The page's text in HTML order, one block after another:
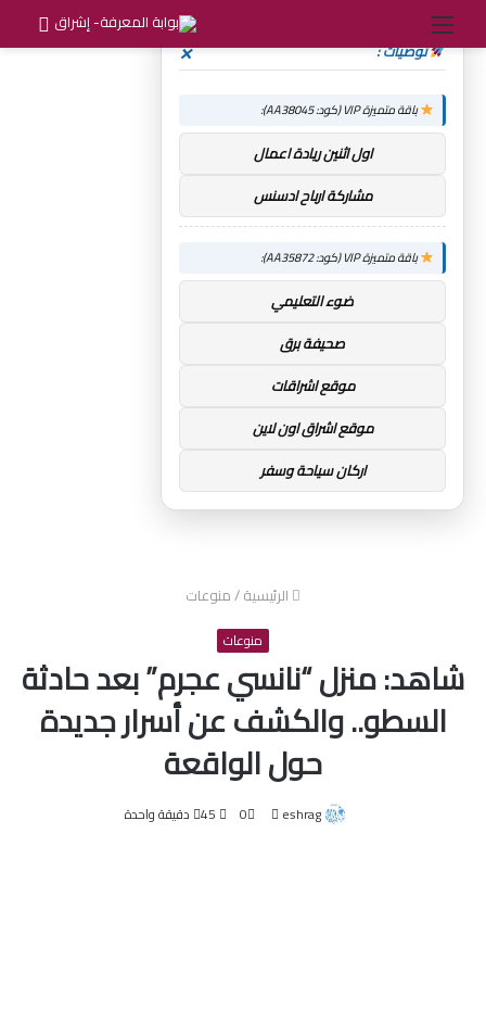
القائمة
عن
الرئيسية/منوعات
منوعات
شاهد: منزل “نانسي عجرم” بعد حادثة
السطو.. والكشف عن أسرار جديدة
حول الواقعة
eshrag
أرسل0 دقيقة واحدة
توصيات : ×
باقة متميزة VIP (كود: AA38045):
اول اثنين ريادة اعمال
مشاركة ارباح ادسنس
باقة متميزة VIP (كود: AA35872):
ضوء التعليمي
صحيفة برق
موقع اشراقات
موقع اشراق اون لاين
اركان سياحة وسفر